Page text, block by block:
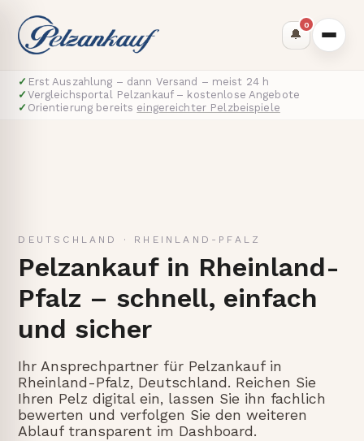
🔔
0
✓ Erst Auszahlung – dann Versand – meist 24 h
✓ Vergleichsportal Pelzankauf – kostenlose Angebote
✓ Orientierung bereits eingereichter Pelzbeispiele
DEUTSCHLAND · RHEINLAND-PFALZ
Pelzankauf in Rheinland-
Pfalz – schnell, einfach
und sicher
Ihr Ansprechpartner für Pelzankauf in
Rheinland-Pfalz, Deutschland. Reichen Sie
Ihren Pelz digital ein, lassen Sie ihn fachlich
bewerten und verfolgen Sie den weiteren
Ablauf transparent im Dashboard.